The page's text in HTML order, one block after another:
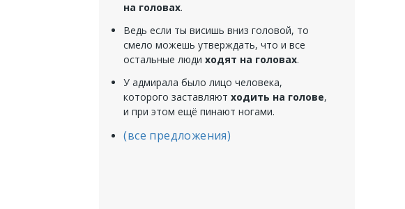
на головах.
Ведь если ты висишь вниз головой, то
смело можешь утверждать, что и все
остальные людиходят на головах.
У адмирала было лицо человека,
которого заставляютходить на голове,
и при этом ещё пинают ногами.
(все предложения)